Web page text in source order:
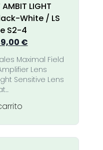
LIGHT
White / LS
S2-4
€.
€El
precio
actual
es:
Maximal Field
Lens
Sensitive Lens